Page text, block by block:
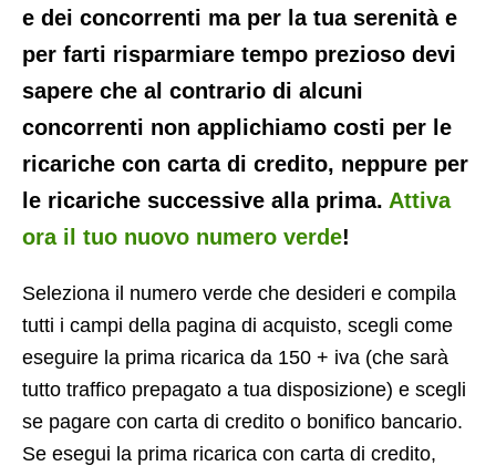
e dei concorrenti ma per la tua serenità e
per farti risparmiare tempo prezioso devi
sapere che al contrario di alcuni
concorrenti non applichiamo costi per le
ricariche con carta di credito, neppure per
le ricariche successive alla prima. Attiva
ora il tuo nuovo numero verde!
Seleziona il numero verde che desideri e compila
tutti i campi della pagina di acquisto, scegli come
eseguire la prima ricarica da 150 + iva (che sarà
tutto traffico prepagato a tua disposizione) e scegli
se pagare con carta di credito o bonifico bancario.
Se esegui la prima ricarica con carta di credito,